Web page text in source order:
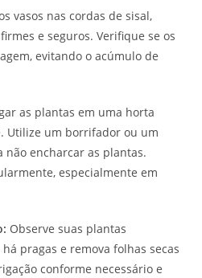
vasos nas cordas de sisal,
e seguros. Verifique se os
evitando o acúmulo de
as plantas em uma horta
Utilize um borrifador ou um
não encharcar as plantas.
especialmente em
Observe suas plantas
pragas e remova folhas secas
conforme necessário e